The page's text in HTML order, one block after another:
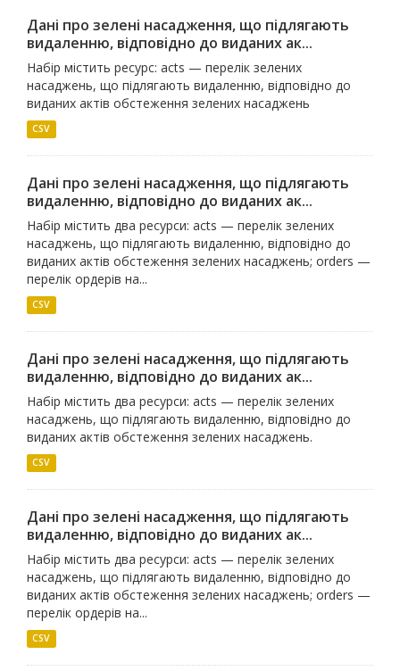
Дані про зелені насадження, що підлягають
видаленню, відповідно до виданих ак...
Набір містить ресурс: acts — перелік зелених
насаджень, що підлягають видаленню, відповідно до
виданих актів обстеження зелених насаджень
CSV
Дані про зелені насадження, що підлягають
видаленню, відповідно до виданих ак...
Набір містить два ресурси: acts — перелік зелених
насаджень, що підлягають видаленню, відповідно до
виданих актів обстеження зелених насаджень; orders —
перелік ордерів на...
CSV
Дані про зелені насадження, що підлягають
видаленню, відповідно до виданих ак...
Набір містить два ресурси: acts — перелік зелених
насаджень, що підлягають видаленню, відповідно до
виданих актів обстеження зелених насаджень.
CSV
Дані про зелені насадження, що підлягають
видаленню, відповідно до виданих ак...
Набір містить два ресурси: acts — перелік зелених
насаджень, що підлягають видаленню, відповідно до
виданих актів обстеження зелених насаджень; orders —
перелік ордерів на...
CSV